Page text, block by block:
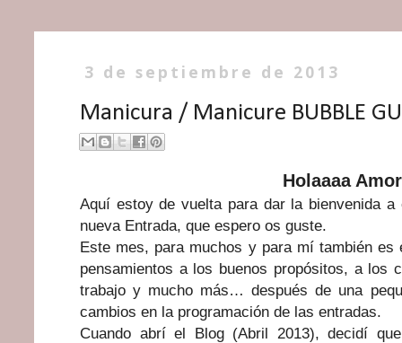
3 de septiembre de 2013
Manicura / Manicure BUBBLE
Holaaaa
Aquí estoy de vuelta para dar la bienvenida
nueva Entrada, que espero os guste.
Este mes, para muchos y para mí también
pensamientos a los buenos propósitos, a los
trabajo y mucho más… después de una
cambios en la programación de las entradas.
Cuando abrí el Blog (Abril 2013), decidí